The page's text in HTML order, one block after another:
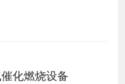
化燃烧设备